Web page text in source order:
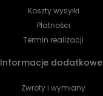
Koszty wysyłki
Płatności
Termin realizacji
Informacje dodatkowe
Zwroty i wymiany